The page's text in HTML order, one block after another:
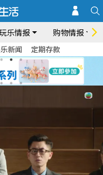
乐情报 购物情报
新闻 定期存款